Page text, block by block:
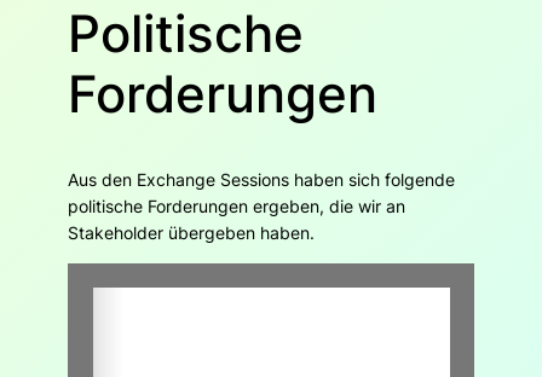
Politische
Forderungen
Aus den Exchange Sessions haben sich folgende
politische Forderungen ergeben, die wir an
Stakeholder übergeben haben.